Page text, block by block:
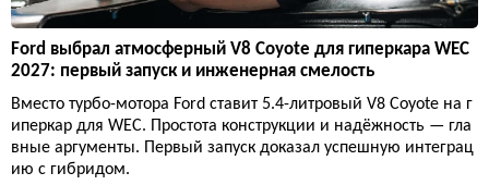
Ford выбрал атмосферный V8 Coyote для гиперкара WEC
2027: первый запуск и инженерная смелость
Вместо турбо-мотора Ford ставит 5.4-литровый V8 Coyote на г
иперкар для WEC. Простота конструкции и надёжность — гла
вные аргументы. Первый запуск доказал успешную интеграц
ию с гибридом.